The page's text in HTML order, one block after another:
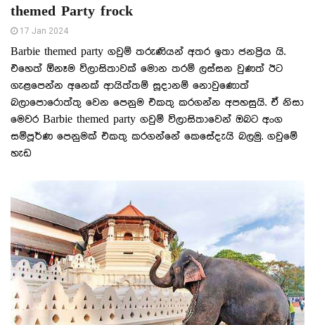
themed Party frock
17 Jan 2024
Barbie themed party ගවුම් තරුණියන් අතර ඉතා ජනප‍්‍රිය යි.
එහෙත් ඕනෑම විලාසිතාවක් මොන තරම් ලස්සන වුණත් ඊට
ගැළපෙන්න අනෙක් ආයිත්තම් සූදානම් නොවුණොත්
බලාපොරොත්තු වෙන පෙනුම එකතු කරගන්න අපහසුයි. ඒ නිසා
මෙවර Barbie themed party ගවුම් විලාසිතාවෙන් ඔබට අංග
සම්පූර්ණ පෙනුමක් එකතු කරගන්නේ කෙසේදැයි බලමු. ගවුමේ
හැඩ